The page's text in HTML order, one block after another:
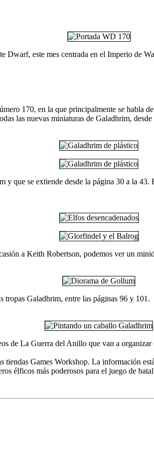
Dwarf, este mes centrada en el Imperio de
170, en la que principalmente se habla
las nuevas miniaturas de Galadhrim,
y que se extiende desde la página 30 a la
a Keith Robertson, podemos ver un
tropas Galadhrim, entre las páginas 96 y 101.
de La Guerra del Anillo que van a
Games Workshop. La información
élficos más poderosos para el juego de